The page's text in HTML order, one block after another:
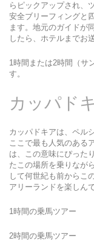
らピックアップされ、
安全ブリーフィングと
ます。地元のガイドが
したら、ホテルまでお
1時間または2時間（サ
す。
カッパド
カッパドキアは、ペル
ここで最も人気のある
は、この意味にぴった
たこの場所を乗りなが
して何世紀も前からこ
アリーランドを楽しん
1時間の乗馬ツアー
2時間の乗馬ツアー